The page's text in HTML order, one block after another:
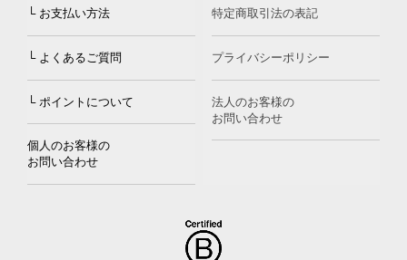
└ お支払い方法
└ よくあるご質問
└ ポイントについて
個人のお客様の
お問い合わせ
特定商取引法の表記
プライバシーポリシー
法人のお客様の
お問い合わせ